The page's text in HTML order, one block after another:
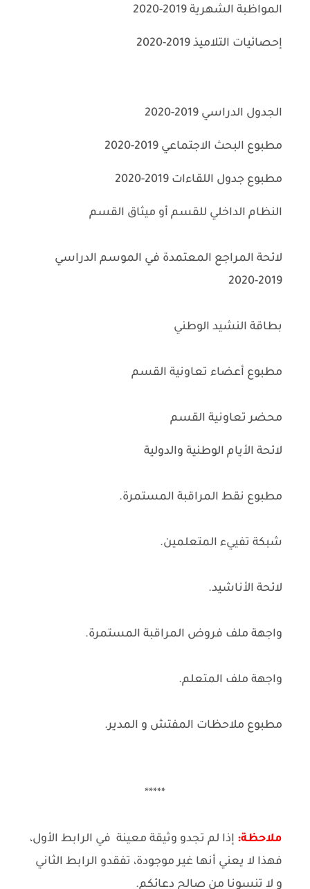
المواظبة الشهرية 2019-2020
إحصائيات التلاميذ 2019-2020
الجدول الدراسي 2019-2020
مطبوع البحث الاجتماعي 2019-2020
مطبوع جدول اللقاءات 2019-2020
النظام الداخلي للقسم أو ميثاق القسم
لائحة المراجع المعتمدة في الموسم الدراسي
2019-2020
بطاقة النشيد الوطني
مطبوع أعضاء تعاونية القسم
محضر تعاونية القسم
لائحة الأيام الوطنية والدولية
مطبوع نقط المراقبة المستمرة.
شبكة تفييء المتعلمين.
لائحة الأناشيد.
واجهة ملف فروض المراقبة المستمرة.
واجهة ملف المتعلم.
مطبوع ملاحظات المفتش و المدير.
*****
ملاحظة: إذا لم تجدو وثيقة معينة في الرابط الأول،
فهذا لا يعني أنها غير موجودة، تفقدو الرابط الثاني
و لا تنسونا من صالح دعائكم.